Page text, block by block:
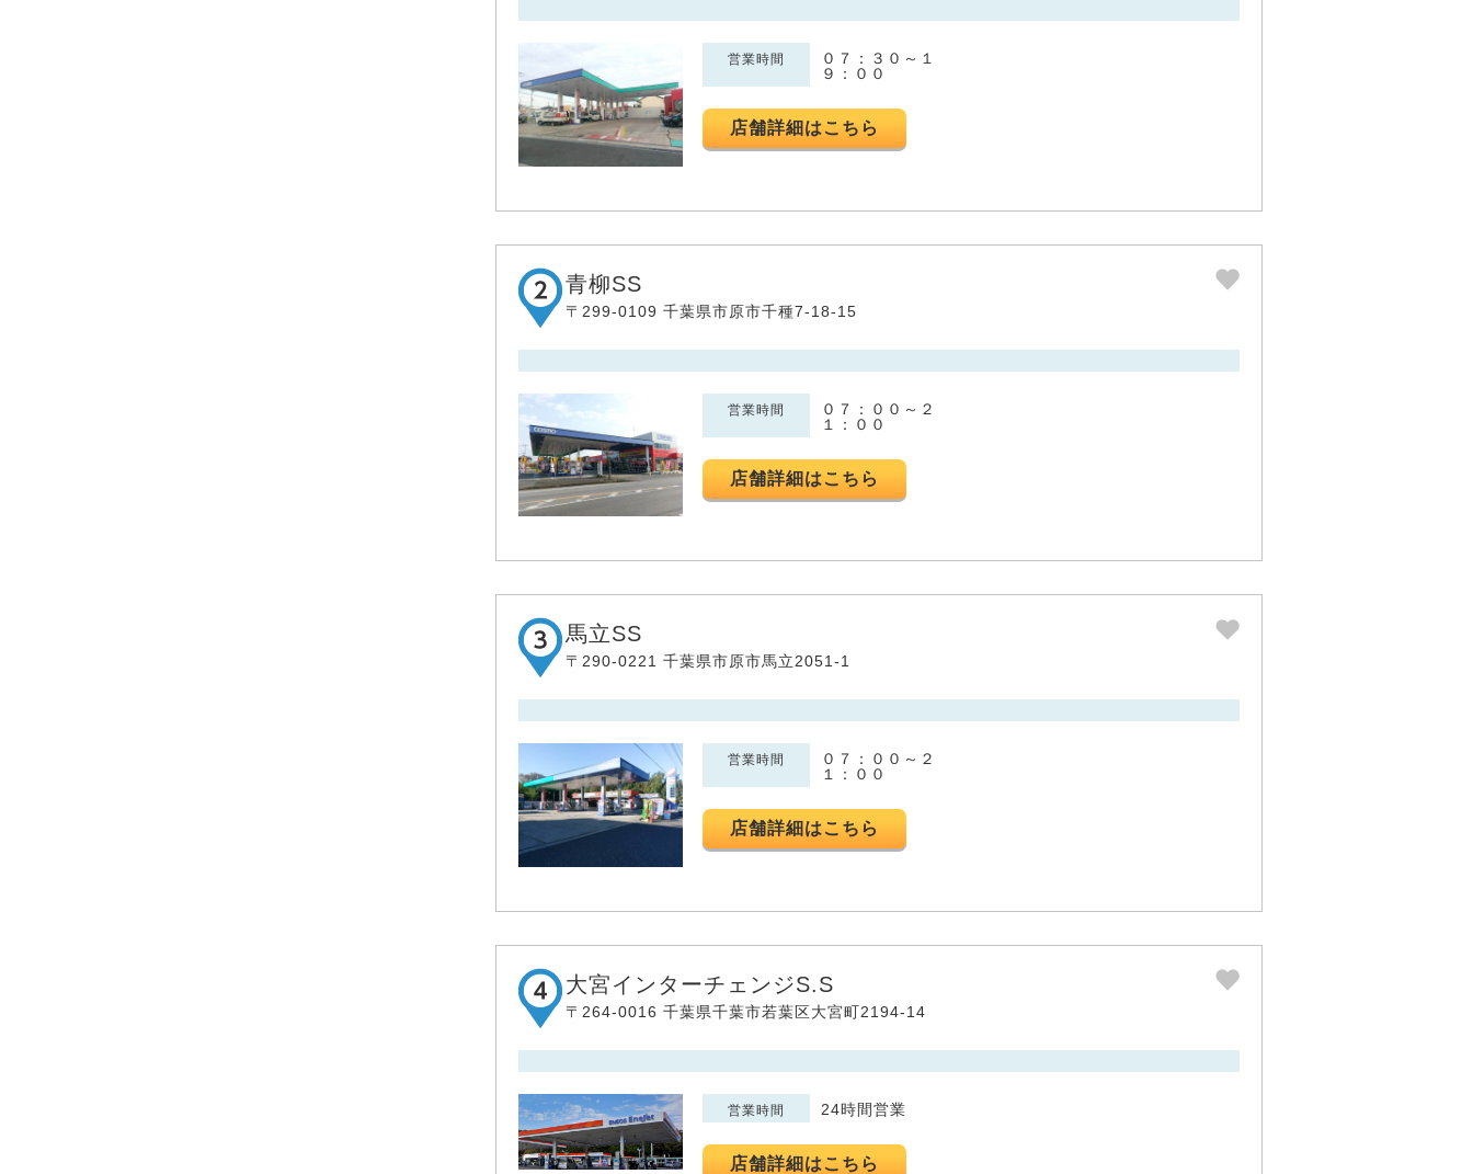
営業時間
０７：３０～１
９：００
店舗詳細はこちら
青柳SS
〒299-0109 千葉県市原市千種7-18-15
営業時間
０７：００～２
１：００
店舗詳細はこちら
馬立SS
〒290-0221 千葉県市原市馬立2051-1
営業時間
０７：００～２
１：００
店舗詳細はこちら
大宮インターチェンジS.S
〒264-0016 千葉県千葉市若葉区大宮町2194-14
営業時間 24時間営業
店舗詳細はこちら